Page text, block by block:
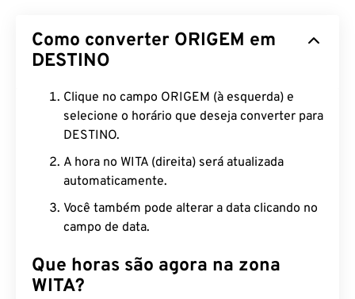
Como converter ORIGEM em
DESTINO
Clique no campo ORIGEM (à esquerda) e
selecione o horário que deseja converter para
DESTINO.
A hora no WITA (direita) será atualizada
automaticamente.
Você também pode alterar a data clicando no
campo de data.
Que horas são agora na zona
WITA?